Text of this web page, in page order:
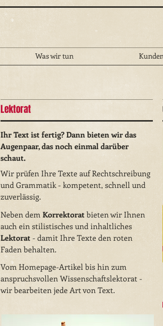
Was wir tun
Lektorat
Ihr Text ist fertig? Dann bieten wir das
Augenpaar, das noch einmal darüber
schaut.
Wir prüfen Ihre Texteauf Rechtschreibung
und Grammatik - kompetent, schnell und
zuverlässig.
Neben dem Korrektoratbieten wir Ihnen
auch ein stilistisches und inhaltliches
Lektorat- damit Ihre Texte den roten
Faden behalten.
Vom Homepage-Artikel bis hin zum
anspruchsvollen Wissenschaftslektorat -
wir bearbeiten jede Art von Text.